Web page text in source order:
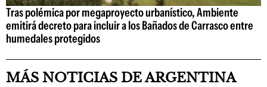
Tras polémica por megaproyecto urbanístico, Ambiente
emitirá decreto para incluir a los Bañados de Carrasco entre
humedales protegidos
MÁS NOTICIAS DE ARGENTINA